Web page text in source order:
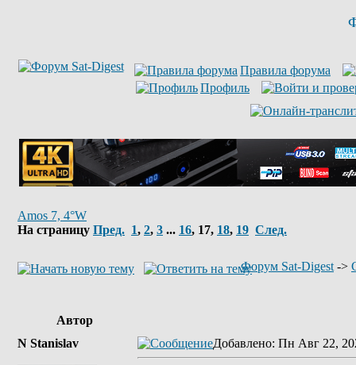
Правила форума
Профиль
Amos 7, 4°W
На страницу Пред. 1, 2, 3 ... 16, 17, 18, 19 След.
Форум Sat-Digest ->
Автор
N Stanislav
Добавлено: Пн Авг 22,